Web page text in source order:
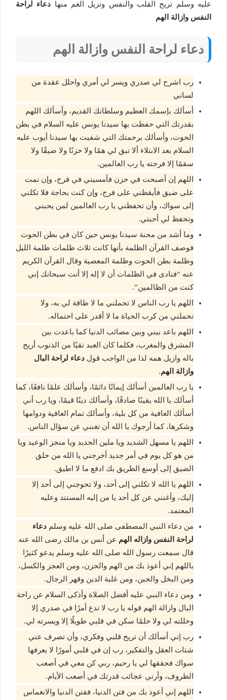
عليه وسلم تريح القلب والنفس وتزيل الغم منها دعاء لراحة
النفس وازالة الهم
دعاء لراحة النفس وازالة الهم
رب اشرح لي صدري ويسر لي أمري واحلل عقدة من
لساني
أسألك بإسمك العظيم وسلطانك القديم، وأسألك اللهم
بقدرتك التي حفظت بها سيدنا يونس عليه السلام في بطن
الحوت، وأسألك برحمتك التي شفيت بها سيدنا أيوب عليه
السلام بعد الابتلاء ألا تبق لي همًا ولا حزنًا ولا ضيقًا ولا
سقمًا إلا فرجته يا رب العالمين.
اللهم إن أصبحت في حزن فأمسيني في فرح، وإن نمت
على ضيق فأيقظني على فرج، وإن كنت بحاجة فلا تكلني
إلى سواك، وأن تحفظني يا رب العالمين لمن يحبني
وتحفظ لي أحبتي.
وما أشد من محنة سيدنا يونس حين كان في بطن الحوت
فوصف القرآن الظلمة بأنها كانت ثلاث ظلمات ظلمة الليل
وظلمة بطن الحوت وظلمة المعصية وقال القرآن الكريم
عنه “فنادى في الظلمات أن لا إله إلا أنت سبحانك إني
كنت من الظالمين”.
اللهم يا رب الناس لا تحملني ما لا طاقة لي به، ولا
تحملني من كرب الحياة ما لا أقدر على احتماله.
اللهم باعد بيني وبين مصائب الدنيا كما باعدت بين
المشرق والمغرب، فكلما كان العبد نقيًا من الذنوب أريح
باله وازيل همه لذا من الواجب قول دعاء لراحة البال
وازالة الهم.
يا رب العالمين أسألك إيمانًا دائمًا، وأسألك علمًا نافعًا، كما
أسألك يا الله يقينًا صادقًا، وأسألك دينًا قيمًا، ويا رب أني
أسألك العافية من كل بلية، وأسألك تمام العافية ودوامها
وشكرها، كما أرجوك يا الله أن تغنني عن سؤال الناس.
اللهم يا مسهل الشديد ويا ملين الحديد ويا منجز الوعيد ويا
من هو كل يوم في أمر جديد أخرجني يا الله من حلق
الضيق إلى أوسع الطريق بك ادفع ما لا اطيق.
اللهم يا الله لا تكلني إلى أحد، ولا تحوجني إلى أحد إلا
إليك، وأغنني عن كل أحد يا من إليه المستند وعليه
المعتمد.
من دعاء النبي المصطفى صلى الله عليه وسلم دعاء
لراحة النفس وازاله الهم عن أنس بن مالك رضى الله عنه
قال سمعت رسول الله صلى الله عليه وسلم يدعو كثيرًا
باللهم إني أعوذ بك من الهم والحزن، ومن العجز والكسل،
ومن البخل والجبن، ومن غلبة الدين وقهر الرجال.
ومن دعاء النبي عليه أفضل الصلاة وأذكى السلام عن راحة
البال وازالة الهم قوله يا رب لا تدع أمرًا في صدري إلا
وحللته لي ولا حلمًا سكن في قلبي طويلًا إلا ويسرته لي.
رب إني أسألك أن تريح قلبي وفكري، وأن تصرف عني
شتات العقل والتفكير، رب إن في قلبي أمورًا لا يعرفها
سواك فحققها لي يا رحيم، ربي كن معي في أصعب
الظروف، وأرني عجائب قدرتك في أصعب الأيام.
اللهم إني أعوذ بك من فتن الدنيا، ففتن الدنيا والانغماس